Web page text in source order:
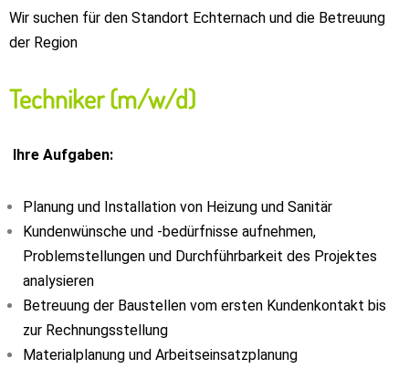
Wir suchen für den Standort Echternach und die Betreuung
der Region
Techniker(m/w/d)
Ihre Aufgaben:
Planung und Installation von Heizung und Sanitär
Kundenwünsche und -bedürfnisse aufnehmen,
Problemstellungen und Durchführbarkeit des Projektes
analysieren
Betreuung der Baustellen vom ersten Kundenkontakt bis
zur Rechnungsstellung
Materialplanung und Arbeitseinsatzplanung